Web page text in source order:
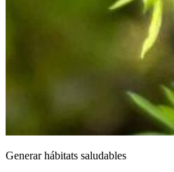
Generar hábitats saludables